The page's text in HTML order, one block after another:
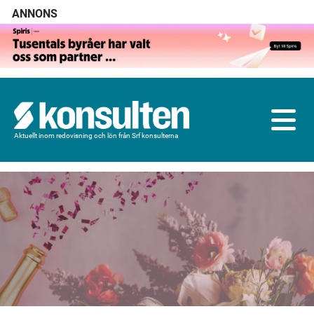
ANNONS
Aktuellt inom redovisning och lön från Srf konsulterna